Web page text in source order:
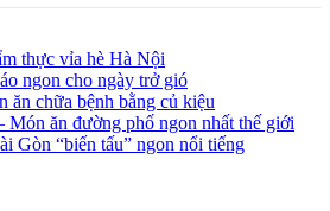
thực vỉa hè Hà Nội
ngon cho ngày trở gió
ăn chữa bệnh bằng củ kiệu
Món ăn đường phố ngon nhất thế giới
Gòn “biến tấu” ngon nổi tiếng